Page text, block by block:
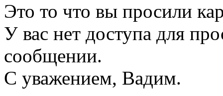
Это то что вы просили
У вас нет доступа для
сообщении.
С уважением, Вадим.